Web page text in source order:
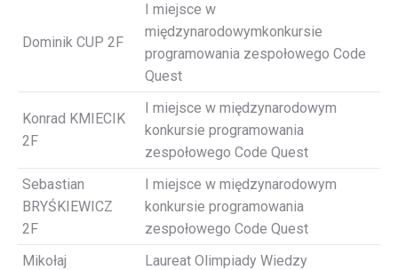
Dominik CUP 2F
I miejsce w
międzynarodowymkonkursie
programowania zespołowego Code
Quest
Konrad KMIECIK
2F
I miejsce w międzynarodowym
konkursie programowania
zespołowego Code Quest
Sebastian
BRYŚKIEWICZ
2F
I miejsce w międzynarodowym
konkursie programowania
zespołowego Code Quest
Mikołaj
Laureat Olimpiady Wiedzy